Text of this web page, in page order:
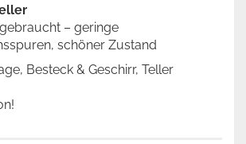
– geringe
schöner Zustand
Besteck & Geschirr, Teller